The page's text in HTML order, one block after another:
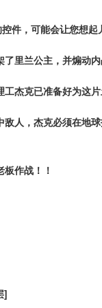
件，可能会让您想起
里兰公主，并煽动
杰克已准备好为这片
人，杰克必须在地
作战！！
]